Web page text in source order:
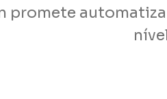
promete